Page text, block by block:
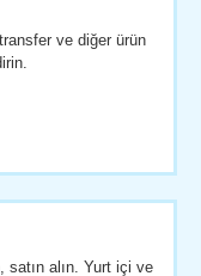
ve diğer ürün
satın alın. Yurt içi ve